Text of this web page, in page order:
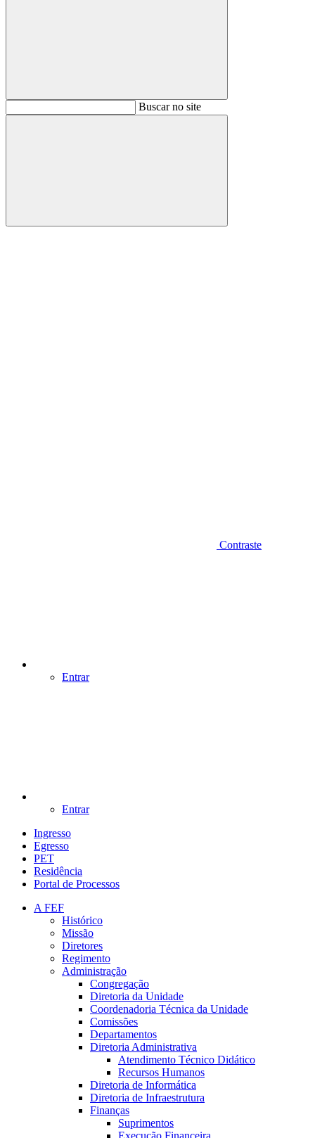
BuscarBuscar no site
Buscar
Contraste
Entrar
Entrar
Ingresso
Egresso
PET
Residência
Portal de Processos
A FEF
Histórico
Missão
Diretores
Regimento
Administração
Congregação
Diretoria da Unidade
Coordenadoria Técnica da Unidade
Comissões
Departamentos
Diretoria Administrativa
Atendimento Técnico Didático
Recursos Humanos
Diretoria de Informática
Diretoria de Infraestrutura
Finanças
Suprimentos
Execução Financeira